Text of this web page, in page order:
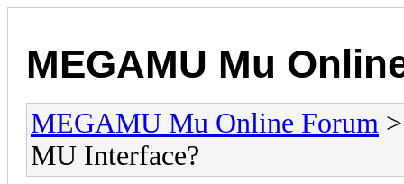
MEGAMU Mu
MEGAMU Mu Online Forum
MU Interface?